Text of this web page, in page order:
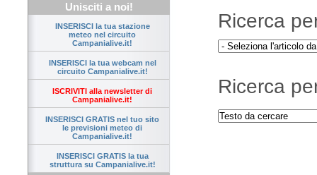
Unisciti a noi!
INSERISCI la tua stazione
meteo nel circuito
Campanialive.it!
INSERISCI la tua webcam nel
circuito Campanialive.it!
ISCRIVITI alla newsletter di
Campanialive.it!
INSERISCI GRATIS nel tuo sito
le previsioni meteo di
Campanialive.it!
INSERISCI GRATIS la tua
struttura su Campanialive.it!
Ricerca
Ricerca